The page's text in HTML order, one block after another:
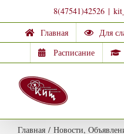
to
content
8(47541)42526 |
Главная
Для
Расписание
Главная / Новости,